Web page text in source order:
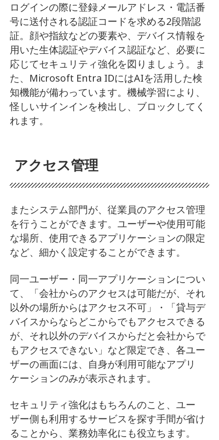
ログインの際に登録メールアドレス・電話番
号に送付される認証コードを求める2段階認
証。顔や指紋などの要素や、デバイス情報を
用いた生体認証やデバイス認証など、必要に
応じてセキュリティ強化を図りましょう。ま
た、Microsoft Entra IDにはAIを活用した検
知機能が備わっています。機械学習により、
怪しいサインインを検出し、ブロックしてく
れます。
アクセス管理
またシステム部門が、従業員のアクセス管理
を行うことができます。ユーザーや使用可能
な場所、使用できるアプリケーションの限定
など、細かく設定することができます。
同一ユーザー・同一アプリケーションについ
て、「会社からのアクセスは可能だが、それ
以外の場所からはアクセス不可」・「貸与デ
バイスからならどこからでもアクセスできる
が、それ以外のデバイスからだと会社からで
もアクセスできない」など限定でき、各ユー
ザーの画面には、自身が利用可能なアプリ
ケーションのみが表示されます。
セキュリティ強化はもちろんのこと、ユー
ザー側も利用するサービスを探す手間が省け
ることから、業務効率化にも役立ちます。